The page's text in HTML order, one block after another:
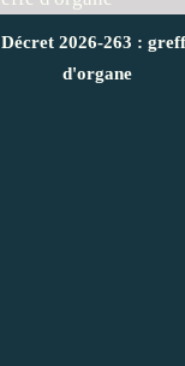
Décret 2026-263 :
d'organe